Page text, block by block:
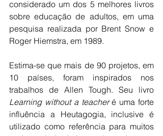
considerado um dos 5 melhores livros
sobre educação de adultos, em uma
pesquisa realizada por Brent Snow e
Roger Hiemstra, em 1989.
Estima-se que mais de 90 projetos, em
10 países, foram inspirados nos
Learning without a teacher é uma forte
influência a Heutagogia, inclusive é
utilizado como referência para muitos